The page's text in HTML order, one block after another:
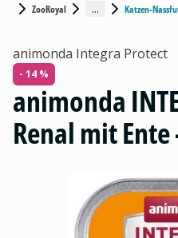
ZooRoyal ... Katzen-
animonda Integra Protect
- 14 %
animonda
Renal mit